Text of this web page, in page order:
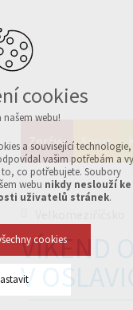
Zprávy Sport
VÍKEND
V OSLAVICI
cookies
našem webu!
a související technologie,
vašim potřebám a vy
to, co potřebujete. Soubory
webu nikdy neslouží ke
uživatelů stránek.
cookies